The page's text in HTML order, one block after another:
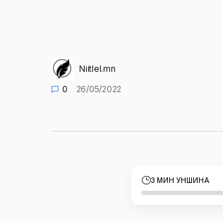
Niitlel.mn
0
26/05/2022
3 МИН УНШИНА